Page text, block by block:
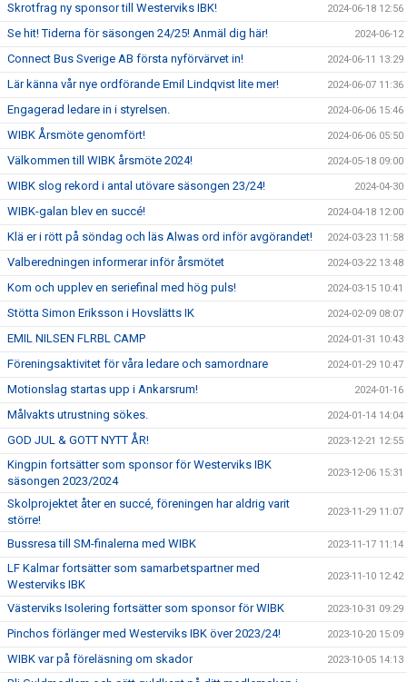
Skrotfrag ny sponsor till Westerviks IBK! 2024-06-18 12:56
Se hit! Tiderna för säsongen 24/25! Anmäl dig här! 2024-06-12
Connect Bus Sverige AB första nyförvärvet in! 2024-06-11 13:29
Lär känna vår nye ordförande Emil Lindqvist lite mer! 2024-06-07 11:36
Engagerad ledare in i styrelsen. 2024-06-06 15:46
WIBK Årsmöte genomfört! 2024-06-06 05:50
Välkommen till WIBK årsmöte 2024! 2024-05-18 09:00
WIBK slog rekord i antal utövare säsongen 23/24! 2024-04-30
WIBK-galan blev en succé! 2024-04-18 12:00
Klä er i rött på söndag och läs Alwas ord inför avgörandet! 2024-03-23 11:58
Valberedningen informerar inför årsmötet 2024-03-22 13:48
Kom och upplev en seriefinal med hög puls! 2024-03-15 10:41
Stötta Simon Eriksson i Hovslätts IK 2024-02-09 08:07
EMIL NILSEN FLRBL CAMP 2024-01-31 10:43
Föreningsaktivitet för våra ledare och samordnare 2024-01-29 10:47
Motionslag startas upp i Ankarsrum! 2024-01-16
Målvakts utrustning sökes. 2024-01-14 14:04
GOD JUL & GOTT NYTT ÅR! 2023-12-21 12:55
Kingpin fortsätter som sponsor för Westerviks IBK
säsongen 2023/2024
2023-12-06 15:31
Skolprojektet åter en succé, föreningen har aldrig varit
större!
2023-11-29 11:07
Bussresa till SM-finalerna med WIBK 2023-11-17 11:14
LF Kalmar fortsätter som samarbetspartner med
Westerviks IBK
2023-11-10 12:42
Västerviks Isolering fortsätter som sponsor för WIBK 2023-10-31 09:29
Pinchos förlänger med Westerviks IBK över 2023/24! 2023-10-20 15:09
WIBK var på föreläsning om skador 2023-10-05 14:13